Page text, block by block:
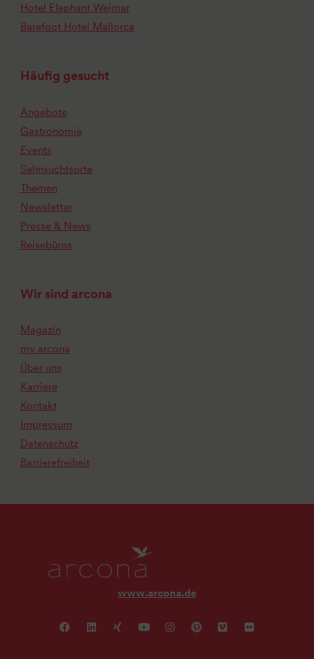
Hotel Elephant Weimar
Barefoot Hotel Mallorca
Häufig gesucht
Angebote
Gastronomie
Events
Sehnsuchtsorte
Themen
Newsletter
Presse & News
Reisebüros
Wir sind arcona
Magazin
my arcona
Über uns
Karriere
Kontakt
Impressum
Datenschutz
Barrierefreiheit
www.arcona.de